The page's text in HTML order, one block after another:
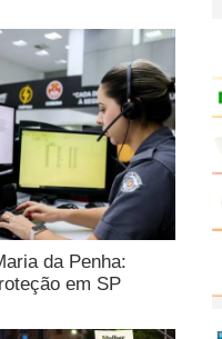
da Penha:
em SP